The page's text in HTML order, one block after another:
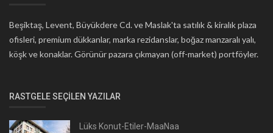
Beşiktaş, Levent, Büyükdere Cd. ve Maslak'ta satılık & kiralık plaza
ofisleri, premium dükkanlar, marka rezidanslar, boğaz manzaralı yalı,
köşk ve konaklar. Görünür pazara çıkmayan (off-market) portföyler.
RASTGELE SEÇILEN YAZILAR
Lüks Konut-Etiler-MaaNaa